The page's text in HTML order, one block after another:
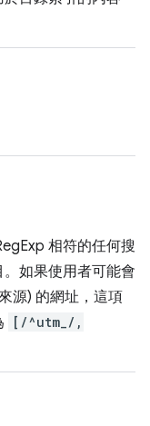
相符的任何搜
如果使用者可能會
源) 的網址，這項
[/^utm_/,